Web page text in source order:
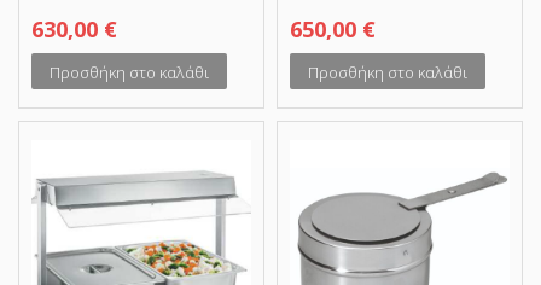
630,00 €
Προσθήκη στο καλάθι
650,00 €
Προσθήκη στο καλάθι